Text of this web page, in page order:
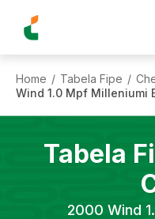
Home / Tabela Fipe /
Wind 1.0 Mpf Milleniumi
Tabela
2000 Wind